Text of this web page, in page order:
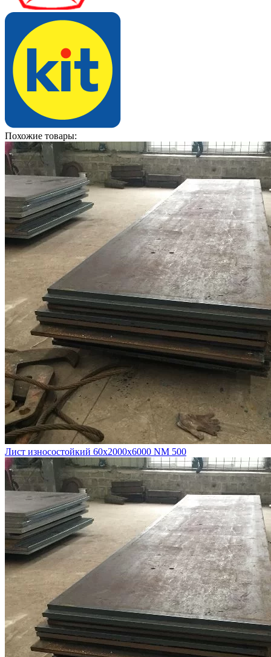
Похожие товары:
Лист износостойкий 60х2000х6000 NM 500